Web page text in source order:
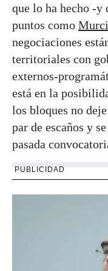
que lo ha hecho -y
puntos como
negociaciones
territoriales con
externos-
está en la
los bloques no
par de escaños y
pasada
PUBLICIDAD